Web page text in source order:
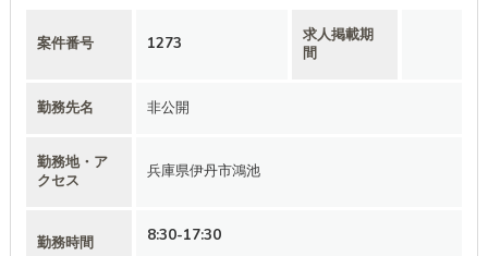
案件番号 1273
求人掲載期
間
勤務先名 非公開
勤務地・ア
クセス
兵庫県伊丹市鴻池
勤務時間 8:30-17:30